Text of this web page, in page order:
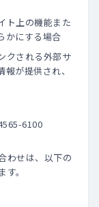
ト上の機能また
かにする場合
クされる外部サ
が提供され、
6100
わせは、以下の
。